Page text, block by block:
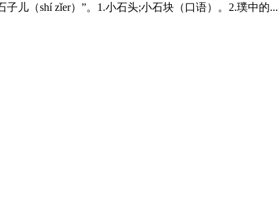
儿（shí zǐer）”。1.小石头;小石块（口语）。2.璞中的...